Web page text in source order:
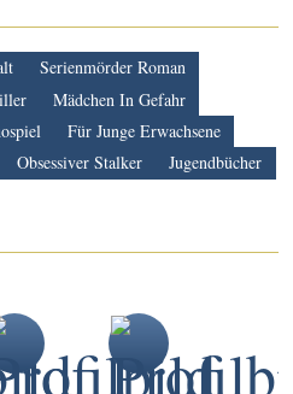
Serienmörder Roman
Mädchen In Gefahr
Für Junge Erwachsene
Obsessiver Stalker Jugendbücher